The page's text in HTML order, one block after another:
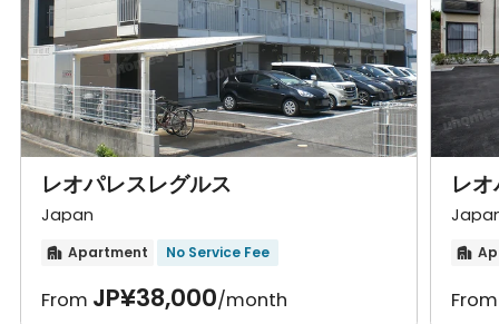
レオパレスレグルス
Japan
 Apartment No Service Fee
From JP¥38,000/month
レ
